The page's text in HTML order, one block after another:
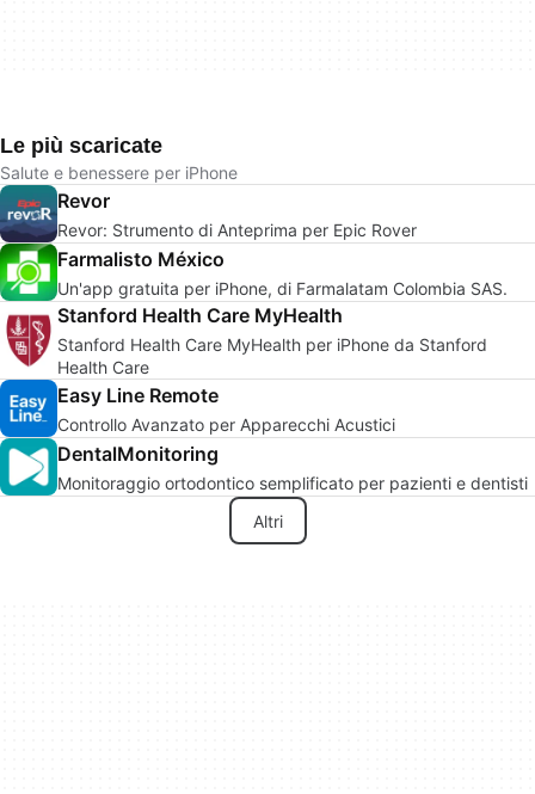
Le più scaricate
Salute e benessere per iPhone
Revor
Revor: Strumento di Anteprima per Epic Rover
Farmalisto México
Un'app gratuita per iPhone, di Farmalatam Colombia SAS.
Stanford Health Care MyHealth
Stanford Health Care MyHealth per iPhone da Stanford
Health Care
Easy Line Remote
Controllo Avanzato per Apparecchi Acustici
DentalMonitoring
Monitoraggio ortodontico semplificato per pazienti e dentisti
Altri